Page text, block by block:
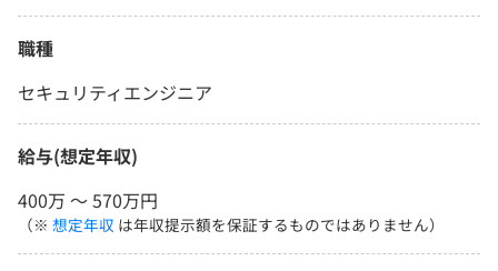
職種
セキュリティエンジニア
給与(想定年収)
400万 〜 570万円
（※ 想定年収 は年収提示額を保証するものではありません）